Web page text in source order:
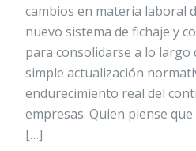
cambios en materia laboral
nuevo sistema de fichaje y
para consolidarse a lo largo
simple actualización
endurecimiento real del
empresas. Quien piense
[…]